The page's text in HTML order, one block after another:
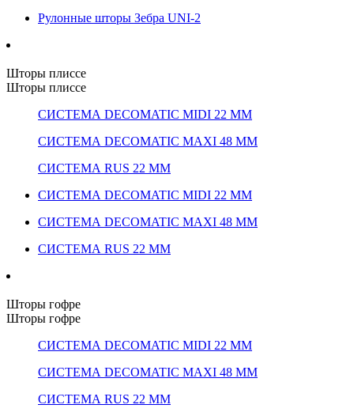
Рулонные шторы Зебра UNI-2
Шторы плиссе
Шторы плиссе
СИСТЕМА DECOMATIC MIDI 22 ММ
СИСТЕМА DECOMATIC MAXI 48 ММ
СИСТЕМА RUS 22 ММ
СИСТЕМА DECOMATIC MIDI 22 ММ
СИСТЕМА DECOMATIC MAXI 48 ММ
СИСТЕМА RUS 22 ММ
Шторы гофре
Шторы гофре
СИСТЕМА DECOMATIC MIDI 22 ММ
СИСТЕМА DECOMATIC MAXI 48 ММ
СИСТЕМА RUS 22 ММ